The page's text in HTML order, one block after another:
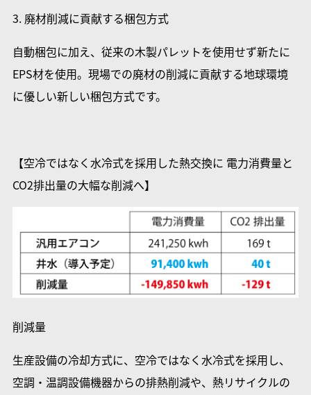
3. 廃材削減に貢献する梱包方式
自動梱包に加え、従来の木製パレットを使用せず新たに
EPS材を使用。現場での廃材の削減に貢献する地球環境
に優しい新しい梱包方式です。
【空冷ではなく水冷式を採用した熱交換に 電力消費量と
CO2排出量の大幅な削減へ】
削減量
生産設備の冷却方式に、空冷ではなく水冷式を採用し、
空調・温調設備機器からの排熱削減や、熱リサイクルの